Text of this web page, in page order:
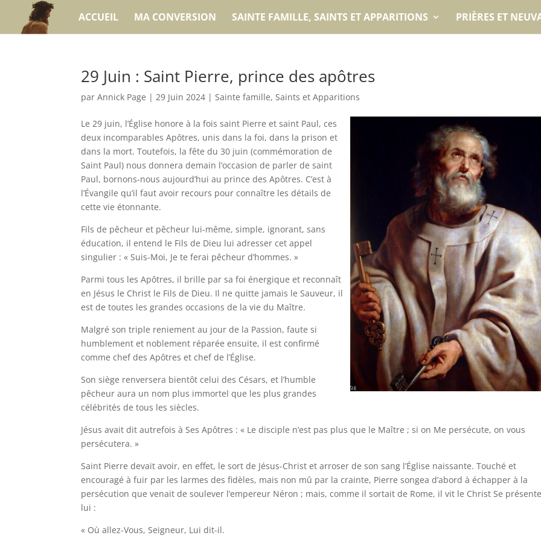
ACCUEIL MA CONVERSION SAINTE FAMILLE, SAINTS ET APPARITIONS PRIÈRES ET
29 Juin : Saint Pierre, prince des apôtres
parAnnick Page |29 Juin 2024 |Sainte famille, Saints et Apparitions
Le 29 juin, l’Église honore à la fois saint Pierre et saint Paul, ces
deux incomparables Apôtres, unis dans la foi, dans la prison et
dans la mort. Toutefois, la fête du 30 juin (commémoration de
Saint Paul) nous donnera demain l’occasion de parler de saint
Paul, bornons-nous aujourd’hui au prince des Apôtres. C’est à
l’Évangile qu’il faut avoir recours pour connaître les détails de
cette vie étonnante.
Fils de pêcheur et pêcheur lui-même, simple, ignorant, sans
éducation, il entend le Fils de Dieu lui adresser cet appel
singulier : « Suis-Moi, Je te ferai pêcheur d’hommes. »
Parmi tous les Apôtres, il brille par sa foi énergique et reconnaît
en Jésus le Christ le Fils de Dieu. Il ne quitte jamais le Sauveur, il
est de toutes les grandes occasions de la vie du Maître.
Malgré son triple reniement au jour de la Passion, faute si
humblement et noblement réparée ensuite, il est confirmé
comme chef des Apôtres et chef de l’Église.
Son siège renversera bientôt celui des Césars, et l’humble
pêcheur aura un nom plus immortel que les plus grandes
célébrités de tous les siècles.
Jésus avait dit autrefois à Ses Apôtres : « Le disciple n’est pas plus que le Maître ; si on Me persécute, on vous
persécutera. »
Saint Pierre devait avoir, en effet, le sort de Jésus-Christ et arroser de son sang l’Église naissante. Touché et
encouragé à fuir par les larmes des fidèles, mais non mû par la crainte, Pierre songea d’abord à échapper à la
persécution que venait de soulever l’empereur Néron ; mais, comme il sortait de Rome, il vit le Christ Se
lui :
« Où allez-Vous, Seigneur, Lui dit-il.